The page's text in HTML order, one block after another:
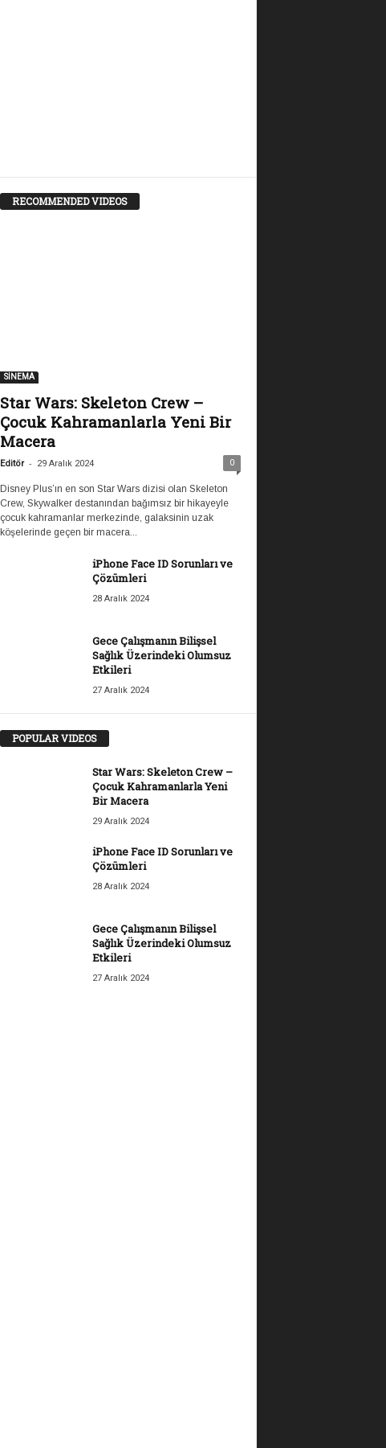
RECOMMENDED VIDEOS
SİNEMA
Star Wars: Skeleton Crew –
Çocuk Kahramanlarla Yeni Bir
Macera
Editör - 29 Aralık 2024 0
Disney Plus’ın en son Star Wars dizisi olan Skeleton
Crew, Skywalker destanından bağımsız bir hikayeyle
çocuk kahramanlar merkezinde, galaksinin uzak
köşelerinde geçen bir macera...
iPhone Face ID Sorunları ve
Çözümleri
28 Aralık 2024
Gece Çalışmanın Bilişsel
Sağlık Üzerindeki Olumsuz
Etkileri
27 Aralık 2024
POPULAR VIDEOS
Star Wars: Skeleton Crew –
Çocuk Kahramanlarla Yeni
Bir Macera
29 Aralık 2024
iPhone Face ID Sorunları ve
Çözümleri
28 Aralık 2024
Gece Çalışmanın Bilişsel
Sağlık Üzerindeki Olumsuz
Etkileri
27 Aralık 2024